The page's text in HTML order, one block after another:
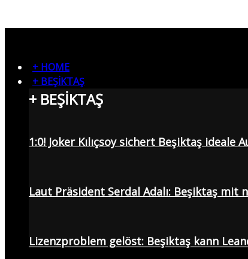
+ HOME
+ BEŞİKTAŞ
+ BEŞİKTAŞ
1:0! Joker Kılıçsoy sichert Beşiktaş ideale
Laut Präsident Serdal Adalı: Beşiktaş mit
Lizenzproblem gelöst: Beşiktaş kann